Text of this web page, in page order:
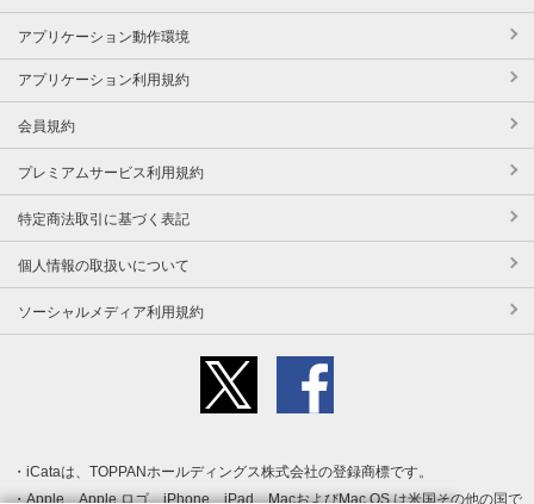
アプリケーション動作環境
アプリケーション利用規約
会員規約
プレミアムサービス利用規約
特定商法取引に基づく表記
個人情報の取扱いについて
ソーシャルメディア利用規約
iCataは、TOPPANホールディングス株式会社の登録商標です。
Apple、Apple ロゴ、iPhone、iPad、MacおよびMac OS は米国その他の国で